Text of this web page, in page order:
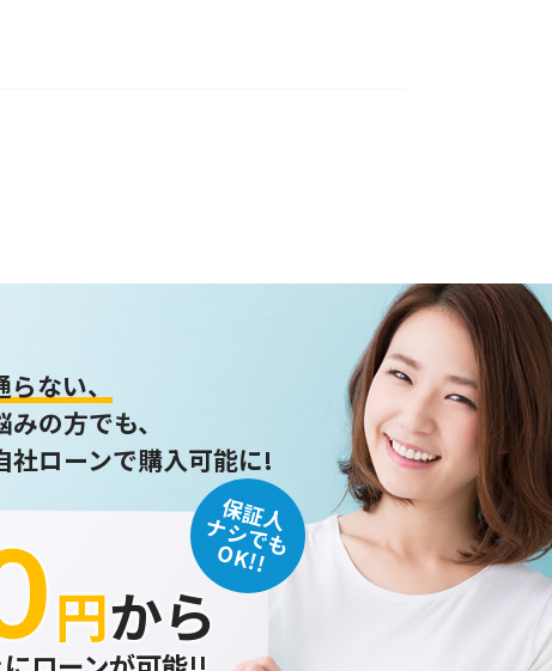
ない、
みの方でも、
社ローンで購入可能に!
保証人
ナシでも
OK!!
円から